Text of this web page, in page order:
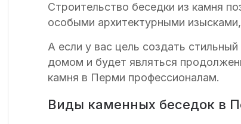
Строительство беседки из камня
особыми архитектурными
А если у вас цель создать
домом и будет являться
камня в Перми профессионалам.
Виды каменных беседок в